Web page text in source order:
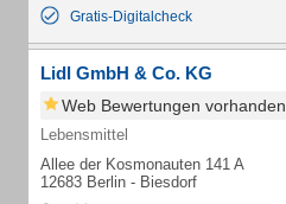
Gratis-Digitalcheck
Lidl GmbH & Co. KG
Web Bewertungen vorhanden
Lebensmittel
Allee der Kosmonauten 141 A
12683 Berlin - Biesdorf